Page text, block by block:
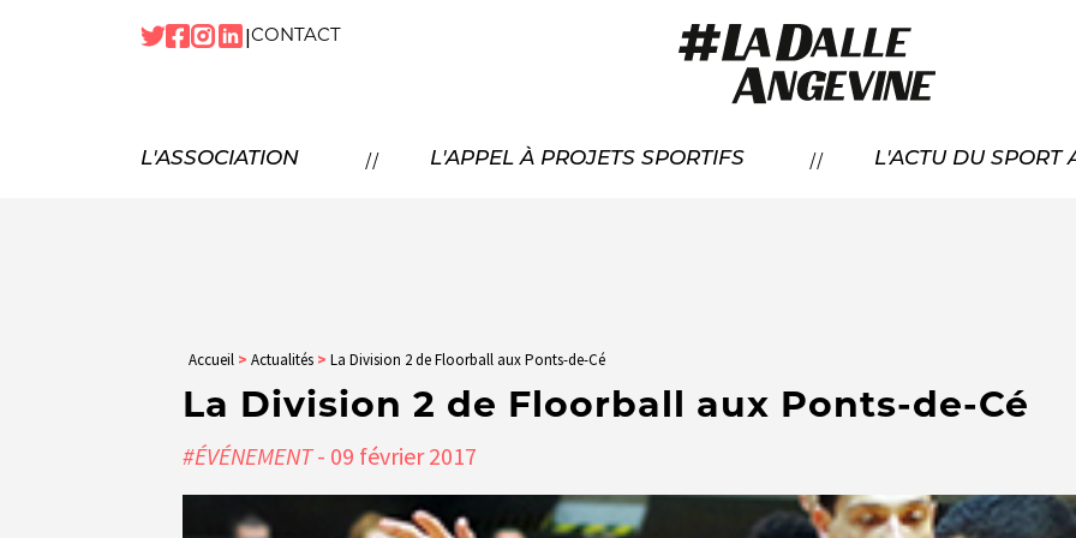
|CONTACT
L'ASSOCIATION
NOSTEMPS FORTS
// L'APPEL À PROJETS SPORTIFS
PRÉSENTATION
// L'ACTU DU SPORT
Accueil > Actualités > La Division 2 de Floorball aux Ponts-de-Cé
La Division 2 de Floorball aux Ponts-de-Cé
#ÉVÉNEMENT- 09 février2017